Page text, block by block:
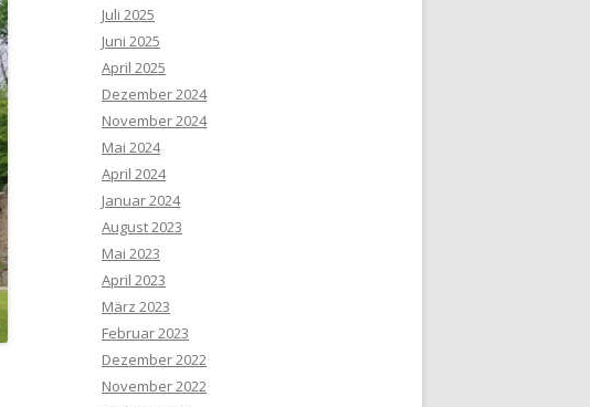
Juli 2025
Juni 2025
April 2025
Dezember 2024
November 2024
Mai 2024
April 2024
Januar 2024
August 2023
Mai 2023
April 2023
März 2023
Februar 2023
Dezember 2022
November 2022